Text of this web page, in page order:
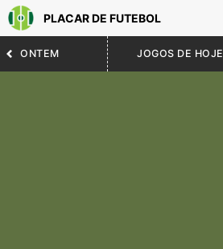
PLACAR DE FUTEBOL
ONTEM JOGOS DE HOJE